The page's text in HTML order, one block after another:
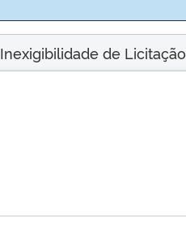
Inexigibilidade de Licitação